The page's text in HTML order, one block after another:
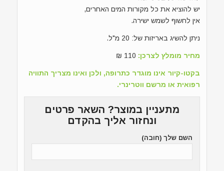
יש להוציא את כל מקורות המים האחרים,
אין לחשוף לשמש ישירה.
ניתן להשיג באריזות של: 20 מ"ל.
מחיר מומלץ לצרכן:
בקטו-קיור אינו מוגדר כתרופה, ולכן ואינו מצריך התוויה
רפואית או מרשם ווטרינרי.
מתעניין במוצר? השאר פרטים
ונחזור אליך בהקדם
השם שלך (חובה)